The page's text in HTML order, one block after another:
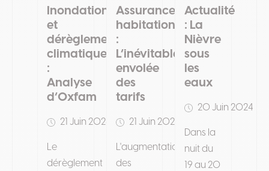
Inondations
et
dérèglement
climatique
:
Analyse
d’Oxfam
21 Juin 2024
Le
dérèglement
Assurances
habitation
:
L’inévitable
envolée
des
tarifs
21 Juin 2024
L'augmentation
des
Actualité
: La
Nièvre
sous
les
eaux
20 Juin 2024
Dans la
nuit du
19 au 20